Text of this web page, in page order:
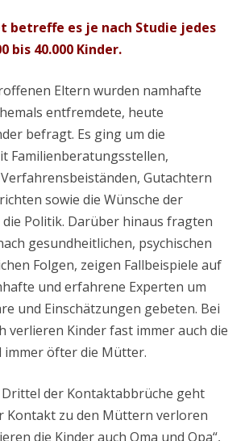
betreffe es je nach Studie jedes
bis 40.000 Kinder.
Eltern wurden namhafte
entfremdete, heute
befragt. Es ging um die
Familienberatungsstellen,
Gutachtern
sowie die Wünsche der
Politik. Darüber hinaus fragten
gesundheitlichen, psychischen
Folgen, zeigen Fallbeispiele auf
und erfahrene Experten um
und Einschätzungen gebeten. Bei
verlieren Kinder fast immer auch die
öfter die Mütter.
der Kontaktabbrüche geht
Kontakt zu den Müttern verloren
die Kinder auch Oma und Opa“,